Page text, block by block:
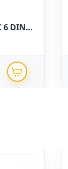
6 DIN